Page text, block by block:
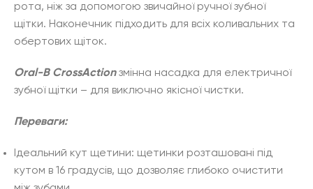
рота, ніж за допомогою звичайної ручної зубної
щітки. Наконечник підходить для всіх коливальних та
обертових щіток.
Oral-B CrossActionзмінна насадка для електричної
зубної щітки – для виключно якісної чистки.
Переваги:
Ідеальний кут щетини: щетинки розташовані під
кутом в 16 градусів, що дозволяє глибоко очистити